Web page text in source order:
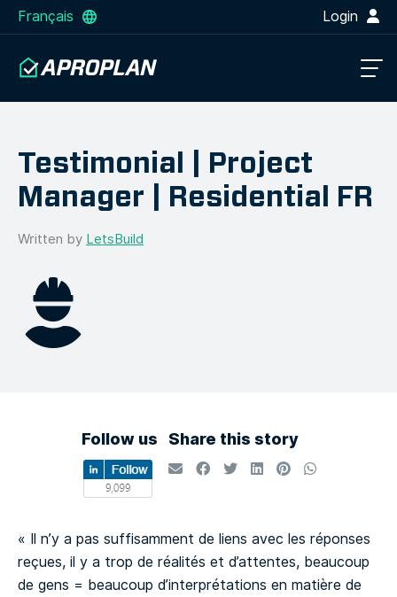
Français Login
Testimonial | Project
Manager | Residential FR
Written by LetsBuild
Follow us Share this story
« Il n’y a pas suffisamment de liens avec les réponses
reçues, il y a trop de réalités et d’attentes, beaucoup
de gens = beaucoup d’interprétations en matière de